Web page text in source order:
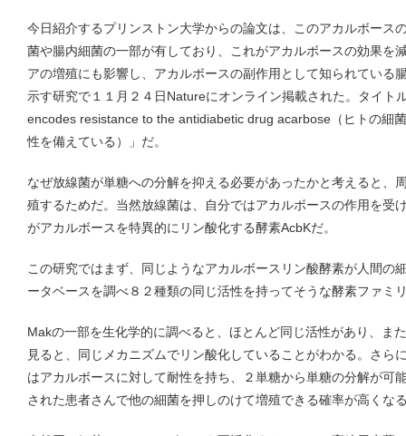
今日紹介するプリンストン大学からの論文は、このアカルボース
菌や腸内細菌の一部が有しており、これがアカルボースの効果を
アの増殖にも影響し、アカルボースの副作用として知られている
示す研究で１１月２４日Natureにオンライン掲載された。タイト
encodes resistance to the antidiabetic drug acarbose（ヒトの細
性を備えている）」だ。
なぜ放線菌が単糖への分解を抑える必要があったかと考えると、
殖するためだ。当然放線菌は、自分ではアカルボースの作用を受
がアカルボースを特異的にリン酸化する酵素AcbKだ。
この研究ではまず、同じようなアカルボースリン酸酵素が人間の
ータベースを調べ８２種類の同じ活性を持ってそうな酵素ファミ
Makの一部を生化学的に調べると、ほとんど同じ活性があり、ま
見ると、同じメカニズムでリン酸化していることがわかる。さら
はアカルボースに対して耐性を持ち、２単糖から単糖の分解が可
された患者さんで他の細菌を押しのけて増殖できる確率が高くな